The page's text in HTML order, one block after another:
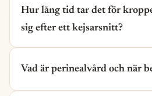
Hur lång tid tar det för
sig efter ett kejsarsnitt?
Vad är perinealvård och när